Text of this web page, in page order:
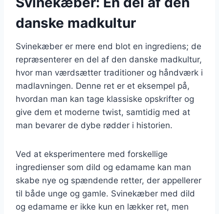
danske madkultur
Svinekæber er mere end blot en ingrediens; de
repræsenterer en del af den danske madkultur,
hvor man værdsætter traditioner og håndværk i
madlavningen. Denne ret er et eksempel på,
hvordan man kan tage klassiske opskrifter og
give dem et moderne twist, samtidig med at
man bevarer de dybe rødder i historien.
Ved at eksperimentere med forskellige
ingredienser som dild og edamame kan man
skabe nye og spændende retter, der appellerer
til både unge og gamle. Svinekæber med dild
og edamame er ikke kun en lækker ret, men